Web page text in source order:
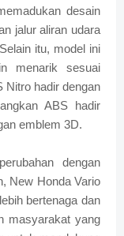
desain
jalur aliran udara
itu, model ini
menarik sesuai
Nitro hadir dengan
ABS hadir
emblem 3D.
dengan
New Honda Vario
bertenaga dan
masyarakat yang